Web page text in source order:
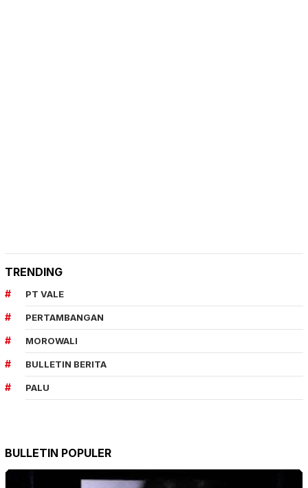
TRENDING
PT VALE
PERTAMBANGAN
MOROWALI
BULLETIN BERITA
PALU
BULLETIN POPULER